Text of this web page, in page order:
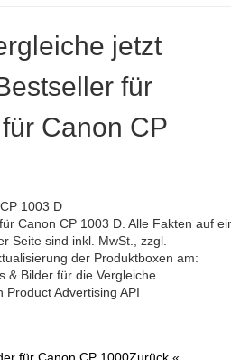
jetzt
für
Canon CP
Canon CP 1003 D. Alle Fakten auf
Seite sind inkl. MwSt., zzgl.
der Produktboxen am:
& Bilder für die Vergleiche
Advertising API